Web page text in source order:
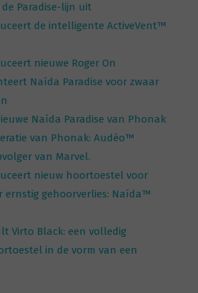
Paradise-lijn uit
de intelligente ActiveVent™
nieuwe Roger On
Naída Paradise voor zwaar
Naída Paradise van Phonak
van Phonak: Audéo™
van Marvel.
nieuw hoortoestel voor
ernstig gehoorverlies: Naída™
Virto Black: een volledig
in de vorm van een